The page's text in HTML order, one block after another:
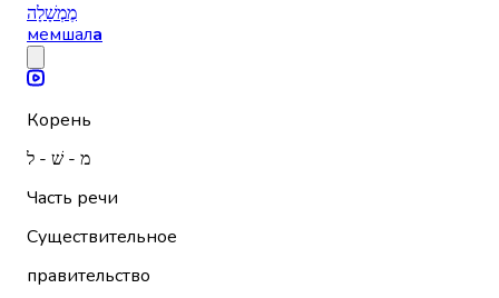
מֶמְשָׁלָה
мемшала
Корень
מ - שׁ - ל
Часть речи
Существительное
правительство